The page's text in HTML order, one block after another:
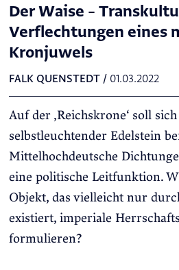
Der Waise –
Verflechtungen eines
Kronjuwels
FALK QUENSTEDT/ 01.03.2022
Auf der ‚Reichskrone‘ soll
selbstleuchtender Edelstein
Mittelhochdeutsche
eine politische Leitfunktion.
Objekt, das vielleicht nur
existiert, imperiale
formulieren?